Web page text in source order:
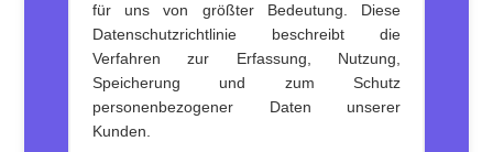
für uns von größter Bedeutung. Diese
Datenschutzrichtlinie beschreibt die
Verfahren zur Erfassung, Nutzung,
Speicherung und zum Schutz
personenbezogener Daten unserer
Kunden.